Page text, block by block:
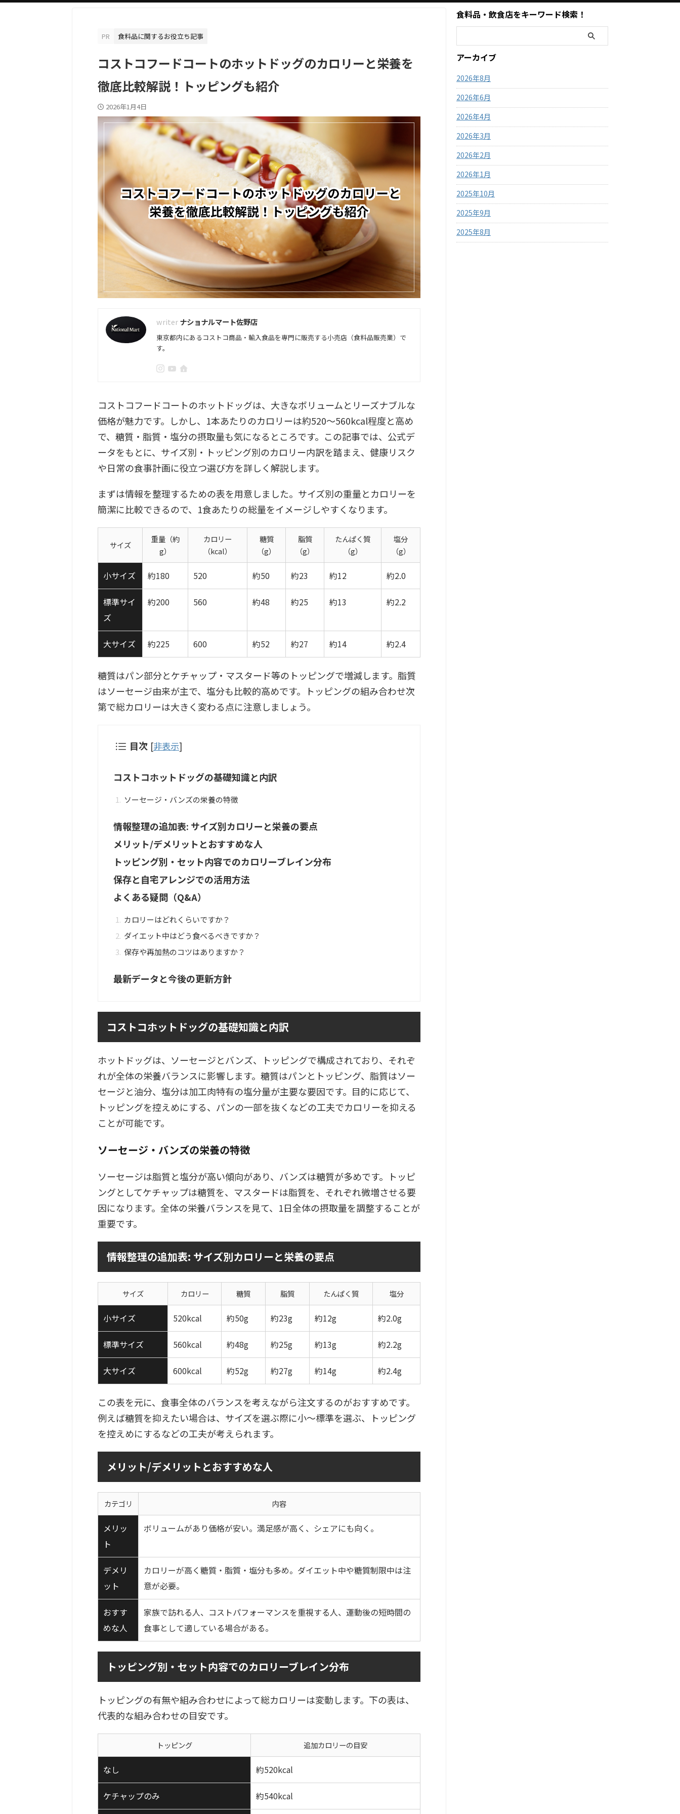
PR 食料品に関するお役立ち記事
コストコフードコートのホットドッグのカロリーと栄養を
徹底比較解説！トッピングも紹介
2026年1月4日
ナショナルマート佐野店
東京都内にあるコストコ商品・輸入食品を専門に販売する小売店（食料品販売業）で
す。
コストコフードコートのホットドッグは、大きなボリュームとリーズナブルな
価格が魅力です。しかし、1本あたりのカロリーは約520〜560kcal程度と高め
で、糖質・脂質・塩分の摂取量も気になるところです。この記事では、公式デ
ータをもとに、サイズ別・トッピング別のカロリー内訳を踏まえ、健康リスク
や日常の食事計画に役立つ選び方を詳しく解説します。
まずは情報を整理するための表を用意しました。サイズ別の重量とカロリーを
簡潔に比較できるので、1食あたりの総量をイメージしやすくなります。
サイズ
重量（約
g）
カロリー
（kcal）
糖質
（g）
脂質
（g）
たんぱく質
（g）
塩分
（g）
小サイズ 約180 520 約50 約23 約12 約2.0
標準サイ
ズ
約200 560 約48 約25 約13 約2.2
大サイズ 約225 600 約52 約27 約14 約2.4
糖質はパン部分とケチャップ・マスタード等のトッピングで増減します。脂質
はソーセージ由来が主で、塩分も比較的高めです。トッピングの組み合わせ次
第で総カロリーは大きく変わる点に注意しましょう。
目次 [非表示]
コストコホットドッグの基礎知識と内訳
ソーセージ・バンズの栄養の特徴
情報整理の追加表: サイズ別カロリーと栄養の要点
メリット/デメリットとおすすめな人
トッピング別・セット内容でのカロリーブレイン分布
保存と自宅アレンジでの活用方法
よくある疑問（Q&A）
カロリーはどれくらいですか？
ダイエット中はどう食べるべきですか？
保存や再加熱のコツはありますか？
最新データと今後の更新方針
コストコホットドッグの基礎知識と内訳
ホットドッグは、ソーセージとバンズ、トッピングで構成されており、それぞ
れが全体の栄養バランスに影響します。糖質はパンとトッピング、脂質はソー
セージと油分、塩分は加工肉特有の塩分量が主要な要因です。目的に応じて、
トッピングを控えめにする、パンの一部を抜くなどの工夫でカロリーを抑える
ことが可能です。
ソーセージ・バンズの栄養の特徴
ソーセージは脂質と塩分が高い傾向があり、バンズは糖質が多めです。トッピ
ングとしてケチャップは糖質を、マスタードは脂質を、それぞれ微増させる要
因になります。全体の栄養バランスを見て、1日全体の摂取量を調整することが
重要です。
情報整理の追加表: サイズ別カロリーと栄養の要点
サイズ カロリー 糖質 脂質 たんぱく質 塩分
小サイズ 520kcal 約50g 約23g 約12g 約2.0g
標準サイズ 560kcal 約48g 約25g 約13g 約2.2g
大サイズ 600kcal 約52g 約27g 約14g 約2.4g
この表を元に、食事全体のバランスを考えながら注文するのがおすすめです。
例えば糖質を抑えたい場合は、サイズを選ぶ際に小〜標準を選ぶ、トッピング
を控えめにするなどの工夫が考えられます。
メリット/デメリットとおすすめな人
カテゴリ 内容
メリッ
ト
ボリュームがあり価格が安い。満足感が高く、シェアにも向く。
デメリ
ット
カロリーが高く糖質・脂質・塩分も多め。ダイエット中や糖質制限中は注
意が必要。
おすす
めな人
家族で訪れる人、コストパフォーマンスを重視する人、運動後の短時間の
食事として適している場合がある。
トッピング別・セット内容でのカロリーブレイン分布
トッピングの有無や組み合わせによって総カロリーは変動します。下の表は、
代表的な組み合わせの目安です。
トッピング 追加カロリーの目安
なし 約520kcal
ケチャップのみ 約540kcal
食料品・飲食店をキーワード検索！
アーカイブ
2026年8月
2026年6月
2026年4月
2026年3月
2026年2月
2026年1月
2025年10月
2025年9月
2025年8月